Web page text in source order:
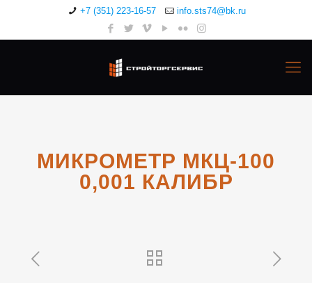
+7 (351) 223-16-57 info.sts74@bk.ru
МИКРОМЕТР МКЦ-100
0,001 КАЛИБР